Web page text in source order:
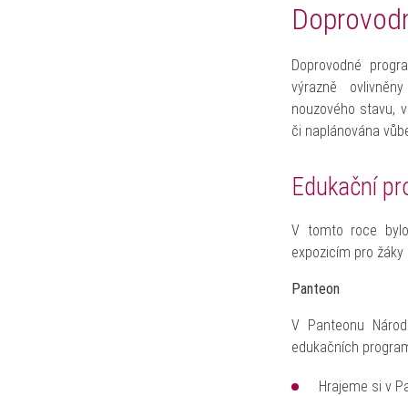
Doprovodné
výrazně
nouzového stavu,
či naplánována
Edukační
V tomto roce
expozicím pro
Panteon
V Panteonu
edukačních
Hrajeme si v